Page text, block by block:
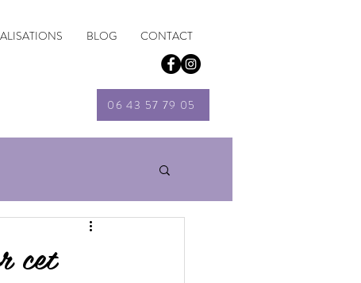
BLOG CONTACT
06 43 57 79 05
cet